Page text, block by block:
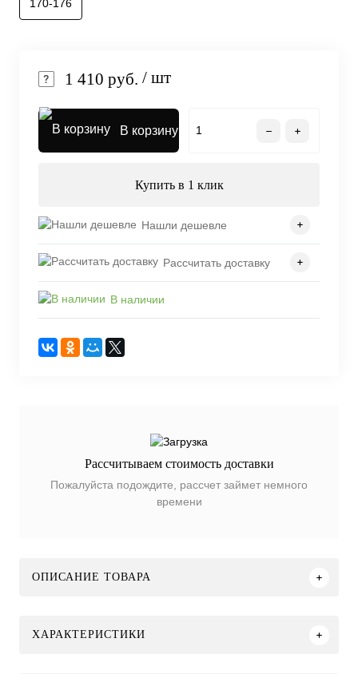
170-176
1 410 руб. / шт
В корзину
Купить в 1 клик
Нашли дешевле
Рассчитать доставку
В наличии
Рассчитываем стоимость доставки
Пожалуйста подождите, рассчет займет немного
времени
ОПИСАНИЕ ТОВАРА
ХАРАКТЕРИСТИКИ